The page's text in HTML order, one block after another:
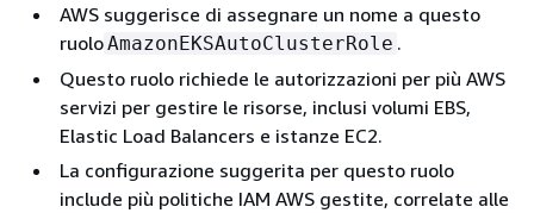
AWS suggerisce di assegnare un nome a questo
ruoloAmazonEKSAutoClusterRole .
Questo ruolo richiede le autorizzazioni per più AWS
servizi per gestire le risorse, inclusi volumi EBS,
Elastic Load Balancers e istanze EC2.
La configurazione suggerita per questo ruolo
include più politiche IAM AWS gestite, correlate alle